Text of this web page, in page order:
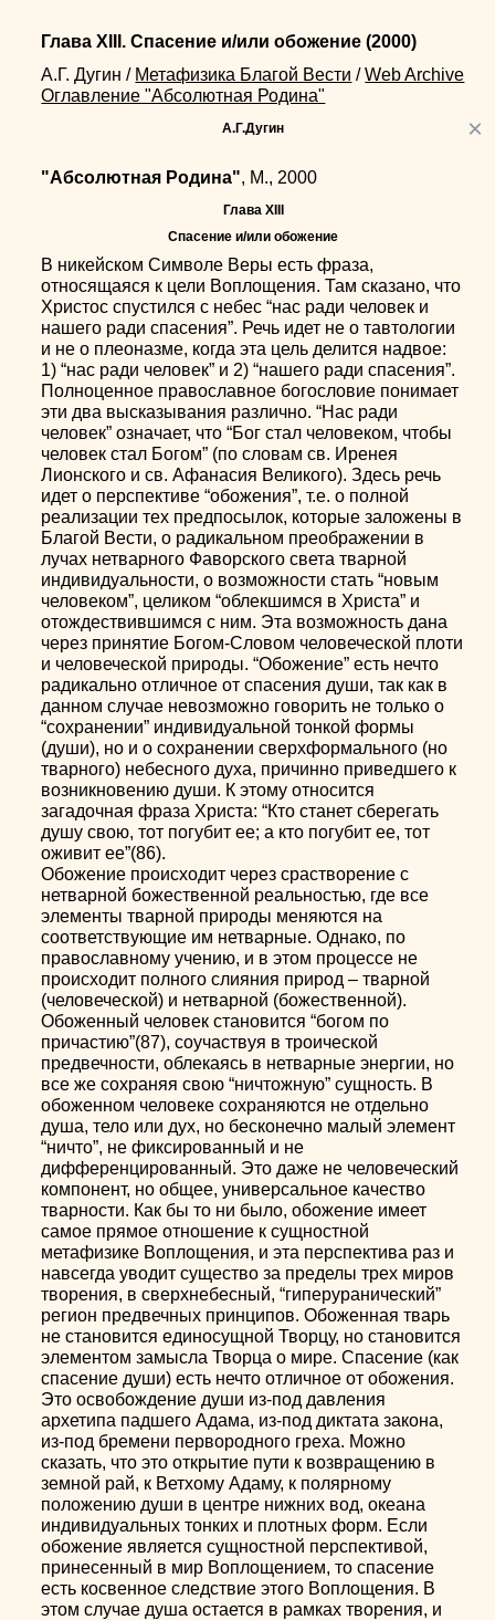
×
Глава XIII. Спасение и/или обожение (2000)
А.Г. Дугин / Метафизика Благой Вести / Web Archive
Оглавление "Абсолютная Родина"
А.Г.Дугин
"Абсолютная Родина", М., 2000
Глава XIII
Спасение и/или обожение
В никейском Символе Веры есть фраза,
относящаяся к цели Воплощения. Там сказано, что
Христос спустился с небес “нас ради человек и
нашего ради спасения”. Речь идет не о тавтологии
и не о плеоназме, когда эта цель делится надвое:
1) “нас ради человек” и 2) “нашего ради спасения”.
Полноценное православное богословие понимает
эти два высказывания различно. “Нас ради
человек” означает, что “Бог стал человеком, чтобы
человек стал Богом” (по словам св. Иренея
Лионского и св. Афанасия Великого). Здесь речь
идет о перспективе “обожения”, т.е. о полной
реализации тех предпосылок, которые заложены в
Благой Вести, о радикальном преображении в
лучах нетварного Фаворского света тварной
индивидуальности, о возможности стать “новым
человеком”, целиком “облекшимся в Христа” и
отождествившимся с ним. Эта возможность дана
через принятие Богом-Словом человеческой плоти
и человеческой природы. “Обожение” есть нечто
радикально отличное от спасения души, так как в
данном случае невозможно говорить не только о
“сохранении” индивидуальной тонкой формы
(души), но и о сохранении сверхформального (но
тварного) небесного духа, причинно приведшего к
возникновению души. К этому относится
загадочная фраза Христа: “Кто станет сберегать
душу свою, тот погубит ее; а кто погубит ее, тот
оживит ее”(86).
Обожение происходит через срастворение с
нетварной божественной реальностью, где все
элементы тварной природы меняются на
соответствующие им нетварные. Однако, по
православному учению, и в этом процессе не
происходит полного слияния природ – тварной
(человеческой) и нетварной (божественной).
Обоженный человек становится “богом по
причастию”(87), соучаствуя в троической
предвечности, облекаясь в нетварные энергии, но
все же сохраняя свою “ничтожную” сущность. В
обоженном человеке сохраняются не отдельно
душа, тело или дух, но бесконечно малый элемент
“ничто”, не фиксированный и не
дифференцированный. Это даже не человеческий
компонент, но общее, универсальное качество
тварности. Как бы то ни было, обожение имеет
самое прямое отношение к сущностной
метафизике Воплощения, и эта перспектива раз и
навсегда уводит существо за пределы трех миров
творения, в сверхнебесный, “гиперуранический”
регион предвечных принципов. Обоженная тварь
не становится единосущной Творцу, но становится
элементом замысла Творца о мире. Спасение (как
спасение души) есть нечто отличное от обожения.
Это освобождение души из-под давления
архетипа падшего Адама, из-под диктата закона,
из-под бремени первородного греха. Можно
сказать, что это открытие пути к возвращению в
земной рай, к Ветхому Адаму, к полярному
положению души в центре нижних вод, океана
индивидуальных тонких и плотных форм. Если
обожение является сущностной перспективой,
принесенный в мир Воплощением, то спасение
есть косвенное следствие этого Воплощения. В
этом случае душа остается в рамках творения, и